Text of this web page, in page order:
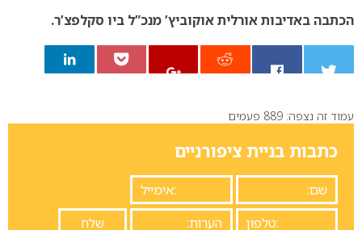
הכתבה באדיבות אורלית אוקוביץ’ מנכ”ל ביו סקלפצ’ר.
0
עמוד זה נצפה: 889 פעמים
כתבות בניית ציפורניים